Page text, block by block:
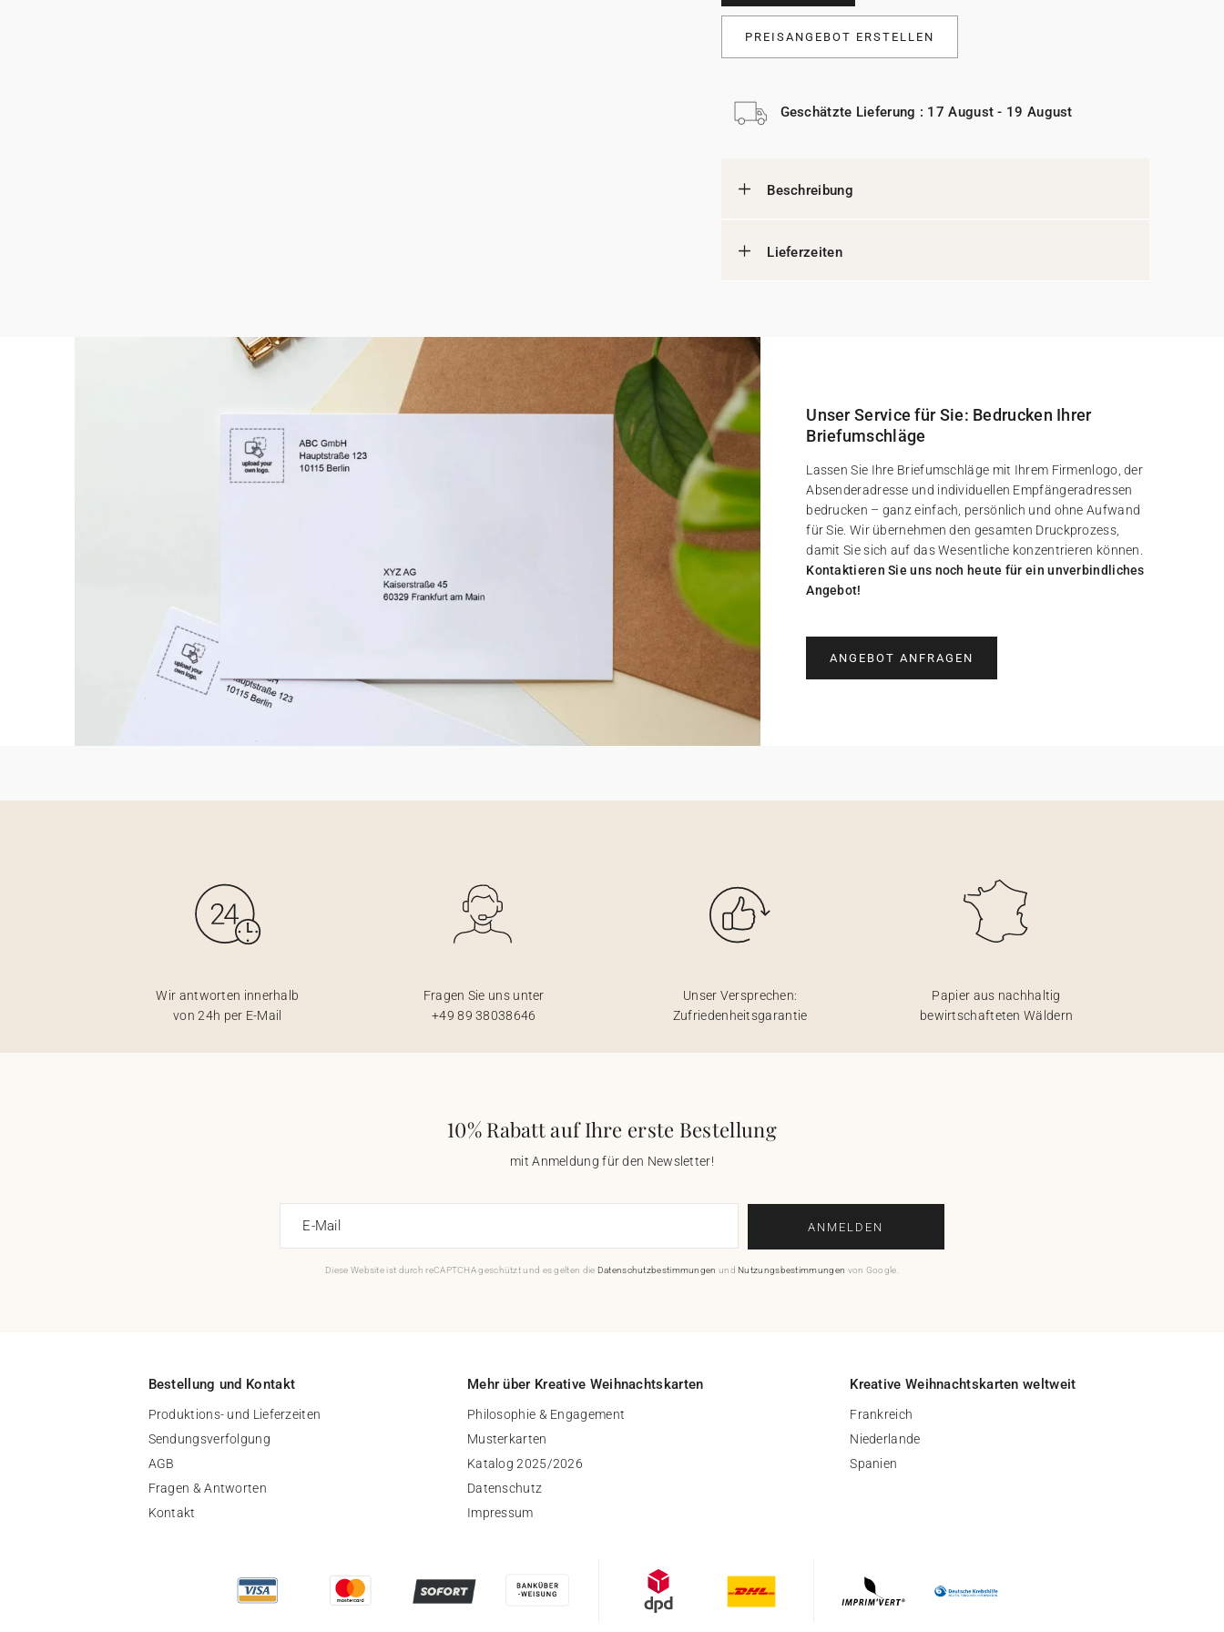
PREISANGEBOT ERSTELLEN
Geschätzte Lieferung : 17 August - 19 August
Beschreibung
Lieferzeiten
Unser Service für Sie: Bedrucken Ihrer
Briefumschläge
Lassen Sie Ihre Briefumschläge mit Ihrem Firmenlogo, der
Absenderadresse und individuellen Empfängeradressen
bedrucken – ganz einfach, persönlich und ohne Aufwand
für Sie. Wir übernehmen den gesamten Druckprozess,
damit Sie sich auf das Wesentliche konzentrieren können.
Kontaktieren Sie uns noch heute für ein unverbindliches
Angebot!
ANGEBOT ANFRAGEN
Wir antworten innerhalb
von 24h per E-Mail
Fragen Sie uns unter
+49 89 38038646
Unser Versprechen:
Zufriedenheitsgarantie
Papier aus nachhaltig
bewirtschafteten Wäldern
10% Rabatt auf Ihre erste Bestellung
mit Anmeldung für den Newsletter!
E-Mail ANMELDEN
Diese Website ist durch reCAPTCHA geschützt und es gelten die Datenschutzbestimmungen und Nutzungsbestimmungen von Google.
Bestellung und Kontakt
Produktions- und Lieferzeiten
Sendungsverfolgung
AGB
Fragen & Antworten
Kontakt
Mehr über Kreative Weihnachtskarten
Philosophie & Engagement
Musterkarten
Katalog 2025/2026
Datenschutz
Impressum
Kreative Weihnachtskarten weltweit
Frankreich
Niederlande
Spanien